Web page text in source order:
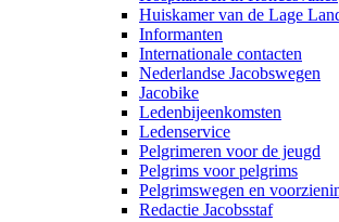
Huiskamer van de Lage
Informanten
Internationale contacten
Nederlandse Jacobswegen
Jacobike
Ledenbijeenkomsten
Ledenservice
Pelgrimeren voor de jeugd
Pelgrims voor pelgrims
Pelgrimswegen en
Redactie Jacobsstaf